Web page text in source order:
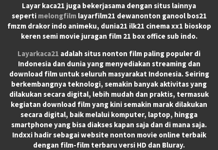
Layar kaca21 juga bekerjasama dengan situs lainnya
seperti melongfilmlayarfilm21 dewanonton ganool bos21
fmzm drakor indo animeku, dunia21 ilk21 cinema xx1 bioskop
keren semi movie juragan film 21 box office sub indo.
Layarkaca21 adalah situs nonton film paling populer di
Indonesia dan dunia yang menyediakan streaming dan
download film untuk seluruh masyarakat Indonesia. Seiring
berkembangnya teknologi, semakin banyak aktivitas yang
dilakukan secara digital, lebih mudah dan praktis, termasuk
kegiatan download film yang kini semakin marak dilakukan
secara digital, baik melalui komputer, laptop, hingga
smartphone yang bisa diakses kapan saja dan di mana saja.
Indxxi hadir sebagai website nonton movie online terbaik
dengan film-film terbaru versi HD dan Bluray.